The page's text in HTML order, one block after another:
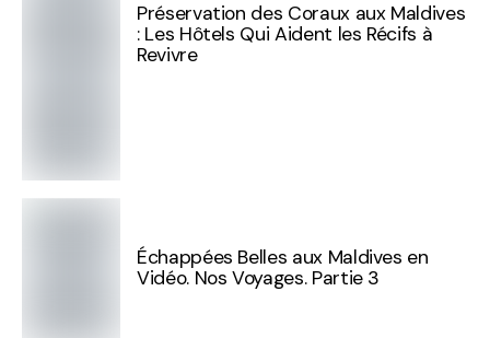
Préservation des Coraux aux Maldives
: Les Hôtels Qui Aident les Récifs à
Revivre
Échappées Belles aux Maldives en
Vidéo. Nos Voyages. Partie 3